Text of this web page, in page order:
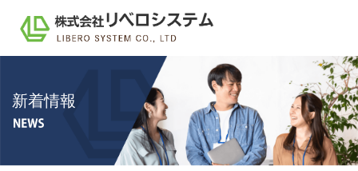
新着情報